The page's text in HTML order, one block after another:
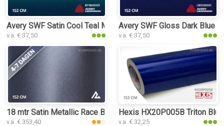
Avery SWF Satin Cool Teal Metallic plakfolie
v.a. € 37,50
Avery SWF Gloss Dark Blue
v.a. € 37,50
18 mtr Satin Metallic Race Blue 3084 plakfolie
v.a. € 353,40
Hexis HX20P005B Triton
v.a. € 32,25